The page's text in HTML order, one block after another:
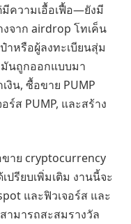
มีความเอื้อเฟื้อ—ยังมี
งจาก airdrop โทเค็น
าหรือผู้ลงทะเบียนสุ่ม
มันถูกออกแบบมา
งิน, ซื้อขาย PUMP
ส PUMP, และสร้าง
าย cryptocurrency
รียบเพิ่มเติม งานนี้จะ
และฟิวเจอร์ส และ
ามารถสะสมรางวัล